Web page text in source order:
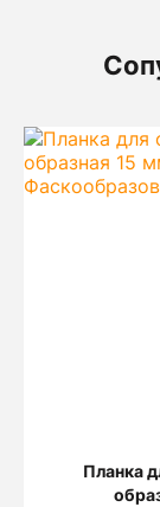
Планка